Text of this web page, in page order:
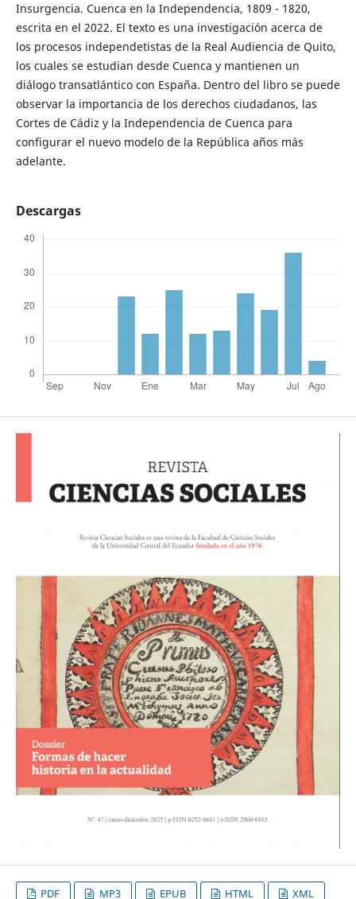
Insurgencia. Cuenca en la Independencia, 1809 - 1820,
escrita en el 2022. El texto es una investigación acerca de
los procesos independetistas de la Real Audiencia de Quito,
los cuales se estudian desde Cuenca y mantienen un
diálogo transatlántico con España. Dentro del libro se puede
observar la importancia de los derechos ciudadanos, las
Cortes de Cádiz y la Independencia de Cuenca para
configurar el nuevo modelo de la República años más
adelante.
Descargas
PDF MP3 EPUB HTML XML